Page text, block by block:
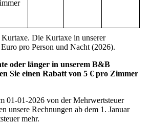
Die Kurtaxe in unserer
pro Person und Nacht (2026).
oder länger in unserem B&B
Sie einen Rabatt von 5 € pro Zimmer
01-01-2026 von der Mehrwertsteuer
unsere Rechnungen ab dem 1. Januar
mehr.